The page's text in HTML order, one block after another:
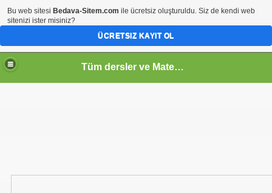
Tüm dersler ve Matematik
Bu web sitesi Bedava-Sitem.com ile ücretsiz oluşturuldu. Siz de kendi web
sitenizi ister misiniz?
ÜCRETSIZ KAYIT OL